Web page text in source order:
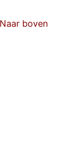
Naar boven